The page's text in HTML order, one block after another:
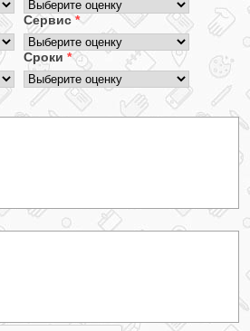
Сервис *
Сроки *